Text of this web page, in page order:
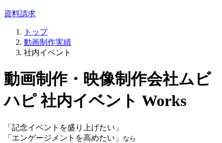
資料請求
トップ
動画制作実績
社内イベント
動画制作・映像制作会社ムビ
ハピ 社内イベント Works
「記念イベントを盛り上げたい」
「エンゲージメントを高めたい」 なら